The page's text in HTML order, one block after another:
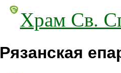
Храм Св.
Рязанская